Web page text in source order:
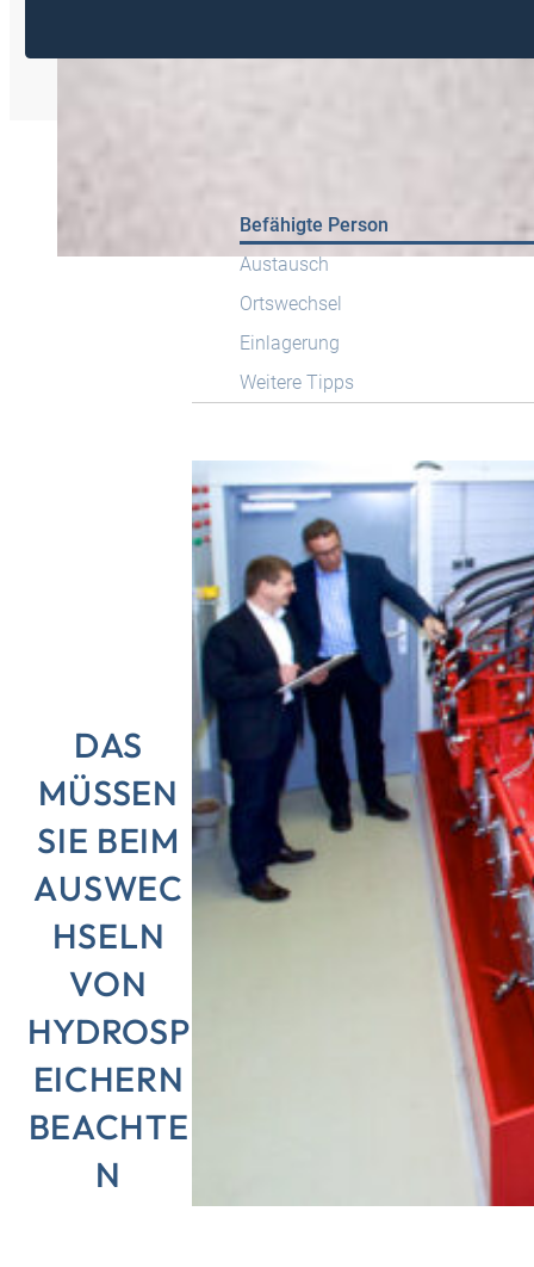
DAS
MÜSSEN
SIE BEIM
AUSWEC
HSELN
VON
HYDROSP
EICHERN
BEACHTE
N
Befähigte Person
Austausch
Ortswechsel
Einlagerung
Weitere Tipps